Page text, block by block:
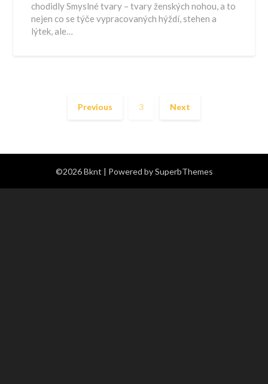
chodidly Smyslné tvary – tvary ženských nohou, a to
nejen co se týče vypracovaných hýždí, stehen a
lýtek, ale…
Previous 3 Next
©2026 Bknt | Powered bySuperbThemes